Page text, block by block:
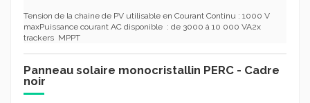
Tension de la chaine de PV utilisable en Courant Continu : 1000 V
maxPuissance courant AC disponible : de 3000 à 10 000 VA2x
trackers MPPT
Panneau solaire monocristallin PERC - Cadre
noir